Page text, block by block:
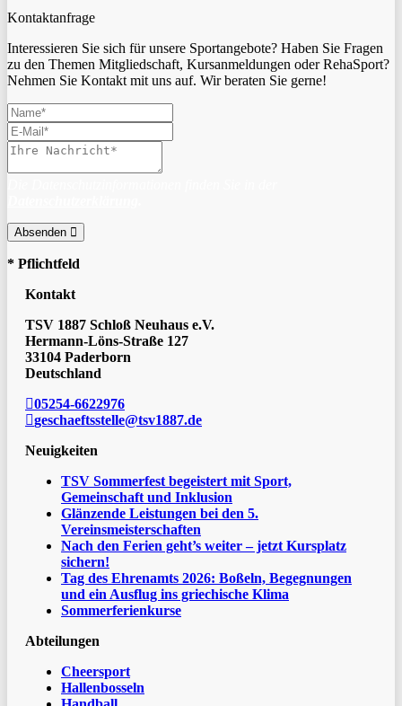
Kontaktanfrage
Interessieren Sie sich für unsere Sportangebote? Haben Sie Fragen
zu den Themen Mitgliedschaft, Kursanmeldungen oder RehaSport?
Nehmen Sie Kontakt mit uns auf. Wir beraten Sie gerne!
Absenden
* Pflichtfeld
Kontakt
TSV 1887 Schloß Neuhaus e.V.
Hermann-Löns-Straße 127
33104 Paderborn
Deutschland
05254-6622976
geschaeftsstelle@tsv1887.de
Neuigkeiten
TSV Sommerfest begeistert mit Sport,
Gemeinschaft und Inklusion
Glänzende Leistungen bei den 5.
Vereinsmeisterschaften
Nach den Ferien geht’s weiter – jetzt Kursplatz
sichern!
Tag des Ehrenamts 2026: Boßeln, Begegnungen
und ein Ausflug ins griechische Klima
Sommerferienkurse
Abteilungen
Cheersport
Hallenbosseln